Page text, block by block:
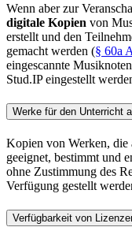
Wenn aber zur
digitale Kopien von
erstellt und den
gemacht werden (§ 60a
eingescannte
Stud.IP eingestellt
Werke für den Unterricht
Kopien von Werken, die
geeignet, bestimmt und
ohne Zustimmung des
Verfügung gestellt
Verfügbarkeit von